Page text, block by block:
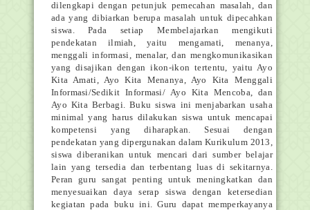
dilengkapi dengan petunjuk pemecahan masalah, dan
ada yang dibiarkan berupa masalah untuk dipecahkan
siswa. Pada setiap Membelajarkan mengikuti
pendekatan ilmiah, yaitu mengamati, menanya,
menggali informasi, menalar, dan mengkomunikasikan
yang disajikan dengan ikon-ikon tertentu, yaitu Ayo
Kita Amati, Ayo Kita Menanya, Ayo Kita Menggali
Informasi/Sedikit Informasi/ Ayo Kita Mencoba, dan
Ayo Kita Berbagi. Buku siswa ini menjabarkan usaha
minimal yang harus dilakukan siswa untuk mencapai
kompetensi yang diharapkan. Sesuai dengan
pendekatan yang dipergunakan dalam Kurikulum 2013,
siswa diberanikan untuk mencari dari sumber belajar
lain yang tersedia dan terbentang luas di sekitarnya.
Peran guru sangat penting untuk meningkatkan dan
menyesuaikan daya serap siswa dengan ketersedian
kegiatan pada buku ini. Guru dapat memperkayanya